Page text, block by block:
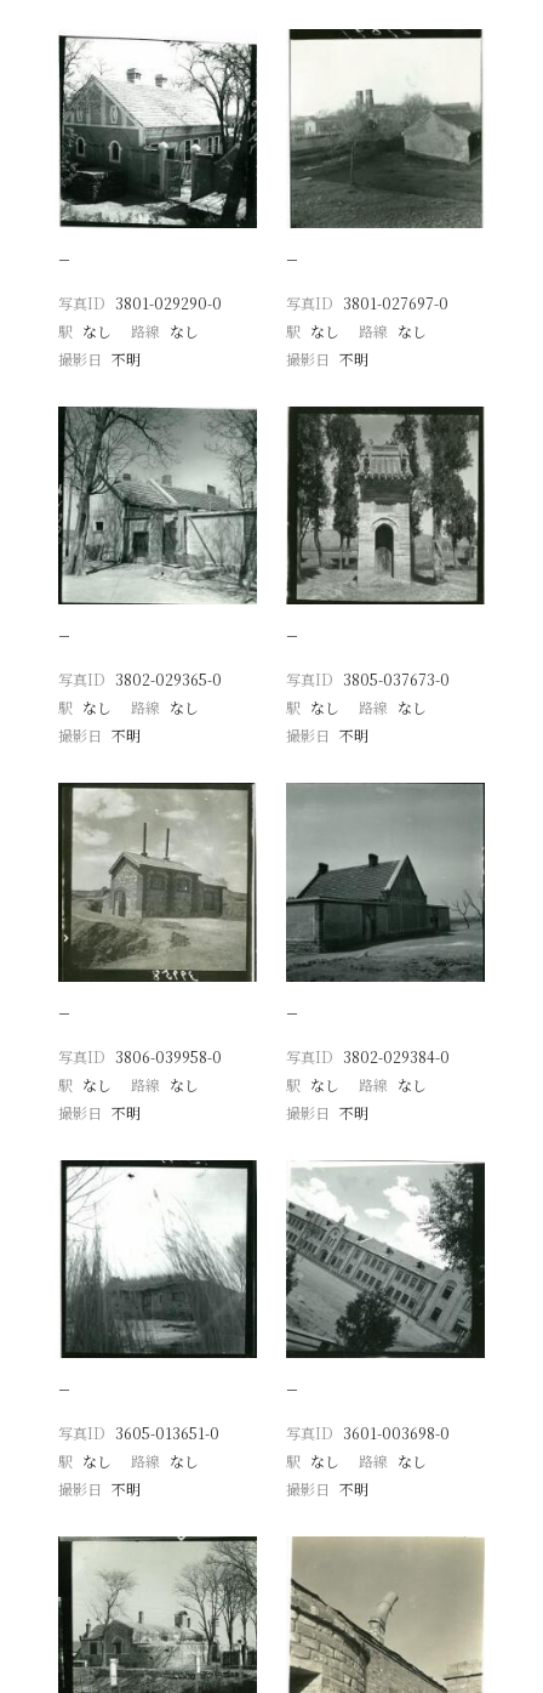
−
写真ID 3801-029290-0
駅 なし 路線 なし
撮影日
不明
−
写真ID 3801-027697-0
駅 なし 路線 なし
撮影日 不明
−
写真ID 3802-029365-0
駅 なし 路線 なし
撮影日
不明
−
写真ID 3805-037673-0
駅 なし 路線 なし
撮影日 不明
−
写真ID 3806-039958-0
駅 なし 路線 なし
撮影日
不明
−
写真ID 3802-029384-0
駅 なし 路線 なし
撮影日 不明
−
写真ID 3605-013651-0
駅 なし 路線 なし
撮影日
不明
−
写真ID 3601-003698-0
駅 なし 路線 なし
撮影日 不明